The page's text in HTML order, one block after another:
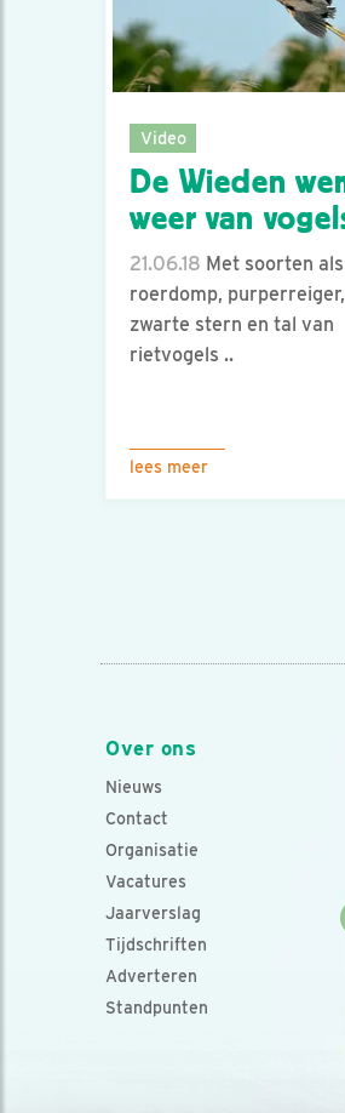
Video
De Wieden
weer van
21.06.18 Met soorten als
roerdomp, purperreiger,
zwarte stern en tal van
rietvogels ..
lees meer
Over ons
Nieuws
Contact
Organisatie
Vacatures
Jaarverslag
Tijdschriften
Adverteren
Standpunten